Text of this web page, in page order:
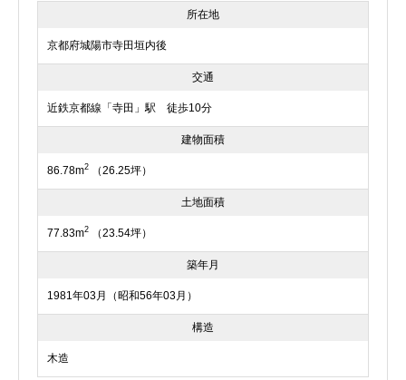
所在地
京都府城陽市寺田垣内後
交通
近鉄京都線「寺田」駅 徒歩10分
建物面積
86.78m2 （26.25坪）
土地面積
77.83m2 （23.54坪）
築年月
1981年03月（昭和56年03月）
構造
木造